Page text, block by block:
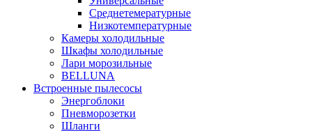
Среднетемературные
Низкотемпературные
Камеры холодильные
Шкафы холодильные
Лари морозильные
BELLUNA
Встроенные пылесосы
Энергоблоки
Пневморозетки
Шланги